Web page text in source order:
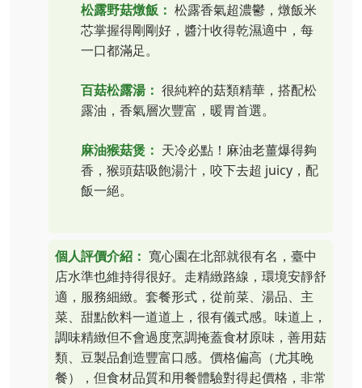
松露野菇燉飯： 松露香氣超濃鬱，燉飯米
芯掌握得剛剛好，醬汁收得乾濕適中，每
一口都滿足。
百菇松露湯： 很純粹的菇類精華，搭配松
露油，香氣層次豐富，暖胃首選。
麻油猴菇煲： 天冷必點！麻油老薑爆得夠
香，猴頭菇吸飽湯汁，咬下去超 juicy，配
飯一絕。
個人評價介紹： 寬心園在北部就很有名，臺中
店水準也維持得很好。走精緻路線，環境安靜舒
適，服務細緻。套餐形式，從前菜、湯品、主
菜、甜點飲料一道道上，很有儀式感。味道上，
調味精緻但不會過度烹調掩蓋食材原味，善用菇
類、豆製品創造豐富口感。價格偏高（尤其晚
餐），但食材品質和用餐體驗對得起價格，非常